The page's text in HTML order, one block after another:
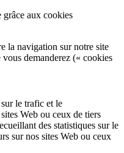
aux cookies
la navigation sur notre site
demanderez (« cookies
le trafic et le
Web ou ceux de tiers
des statistiques sur le
sur nos sites Web ou ceux